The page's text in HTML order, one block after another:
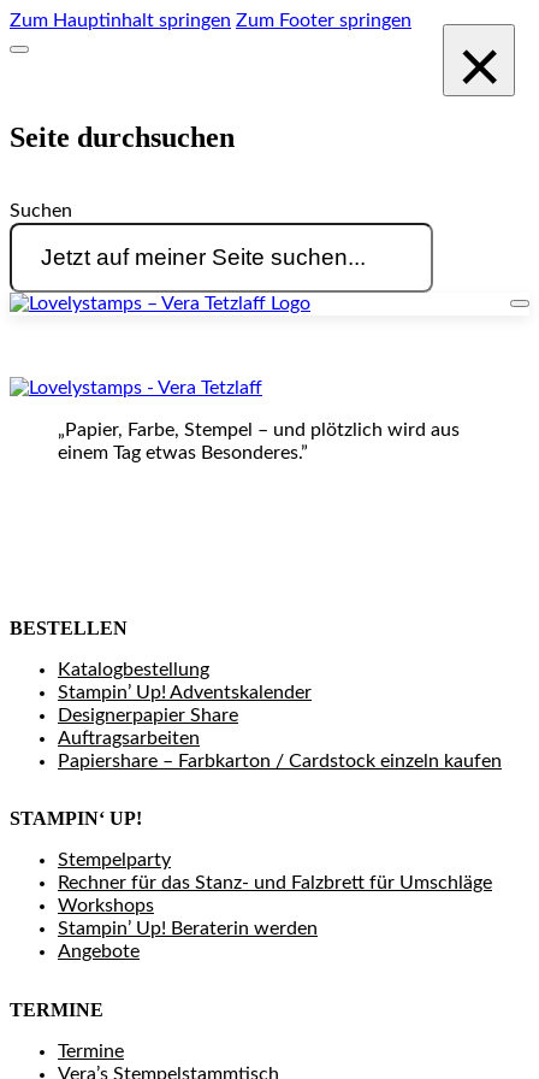
Zum Hauptinhalt springen Zum Footer springen
Seite durchsuchen
Suchen
×
„Papier, Farbe, Stempel – und plötzlich wird aus
einem Tag etwas Besonderes.”
BESTELLEN
Katalogbestellung
Stampin’ Up! Adventskalender
Designerpapier Share
Auftragsarbeiten
Papiershare – Farbkarton / Cardstock einzeln kaufen
STAMPIN‘ UP!
Stempelparty
Rechner für das Stanz- und Falzbrett für Umschläge
Workshops
Stampin’ Up! Beraterin werden
Angebote
TERMINE
Termine
Vera’s Stempelstammtisch